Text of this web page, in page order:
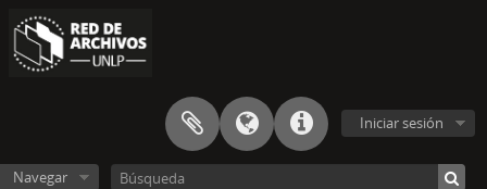
Iniciar sesión
Navegar